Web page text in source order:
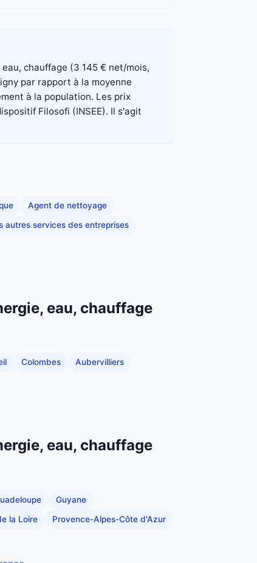
chauffage (3 145 € net/mois,
par rapport à la moyenne
à la population. Les prix
Filosofi (INSEE). Il s'agit
Agent de nettoyage
autres services des entreprises
eau, chauffage
Colombes Aubervilliers
eau, chauffage
Guyane
la Loire Provence-Alpes-Côte d'Azur